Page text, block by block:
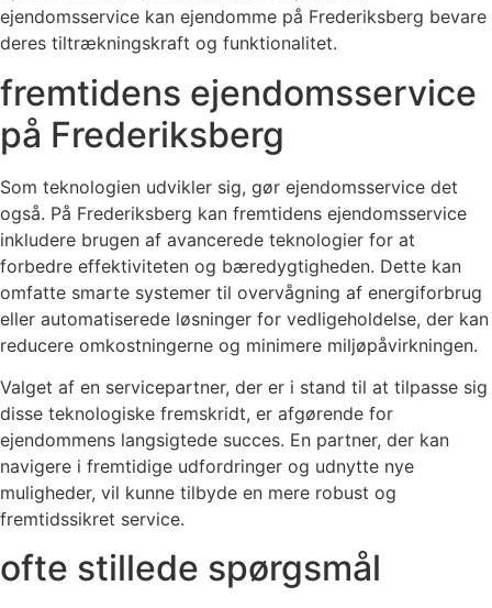
ejendomsservice kan ejendomme på Frederiksberg bevare
deres tiltrækningskraft og funktionalitet.
fremtidens ejendomsservice
på Frederiksberg
Som teknologien udvikler sig, gør ejendomsservice det
også. På Frederiksberg kan fremtidens ejendomsservice
inkludere brugen af avancerede teknologier for at
forbedre effektiviteten og bæredygtigheden. Dette kan
omfatte smarte systemer til overvågning af energiforbrug
eller automatiserede løsninger for vedligeholdelse, der kan
reducere omkostningerne og minimere miljøpåvirkningen.
Valget af en servicepartner, der er i stand til at tilpasse sig
disse teknologiske fremskridt, er afgørende for
ejendommens langsigtede succes. En partner, der kan
navigere i fremtidige udfordringer og udnytte nye
muligheder, vil kunne tilbyde en mere robust og
fremtidssikret service.
ofte stillede spørgsmål